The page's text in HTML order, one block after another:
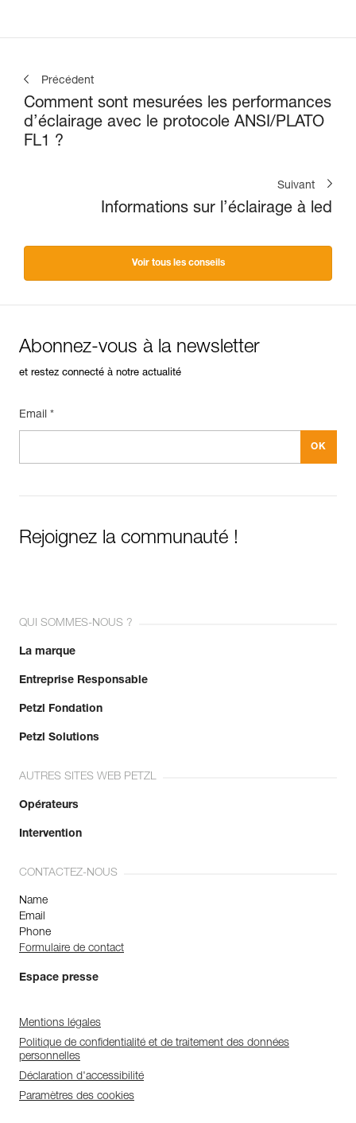
Précédent
Comment sont mesurées les performances
d’éclairage avec le protocole ANSI/PLATO
FL1 ?
Suivant
Informations sur l’éclairage à led
Voir tous les conseils
Abonnez-vous à la newsletter
et restez connecté à notre actualité
Email *
Rejoignez la communauté !
QUI SOMMES-NOUS ?
La marque
Entreprise Responsable
Petzl Fondation
Petzl Solutions
AUTRES SITES WEB PETZL
Opérateurs
Intervention
CONTACTEZ-NOUS
Name
Email
Phone
Formulaire de contact
Espace presse
Mentions légales
Politique de confidentialité et de traitement des données
personnelles
Déclaration d'accessibilité
Paramètres des cookies